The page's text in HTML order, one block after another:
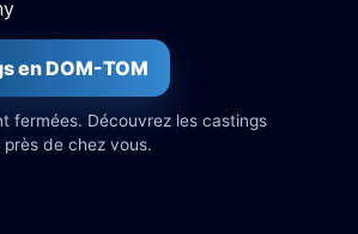
en DOM-TOM
fermées. Découvrez les castings
de chez vous.